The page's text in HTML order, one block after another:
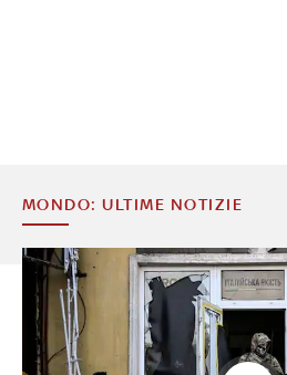
MONDO: ULTIME NOTIZIE